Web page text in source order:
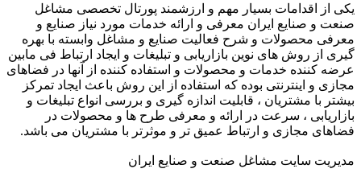
یکی از اقدامات بسیار مهم و ارزشمند پورتال تخصصی مشاغل
صنعت و صنایع ایران معرفی و ارائه خدمات مورد نیاز صنایع و
معرفی محصولات و شرح فعالیت صنایع و مشاغل وابسته با بهره
گیری از روش های نوین بازاریابی و تبلیغات و ایجاد ارتباط فی مابین
عرضه کننده خدمات و محصولات و استفاده کننده از آنها در فضاهای
مجازی و اینترنتی بوده که استفاده از این روش باعث ایجاد تمرکز
بیشتر با مشتریان ، قابلیت اندازه گیری و بررسی انواع تبلیغات و
بازاریابی ، سرعت در ارائه و معرفی طرح ها و محصولات در
فضاهای مجازی و ارتباط عمیق تر و موثرتر با مشتریان می باشد.
مدیریت سایت مشاغل صنعت و صنایع ایران